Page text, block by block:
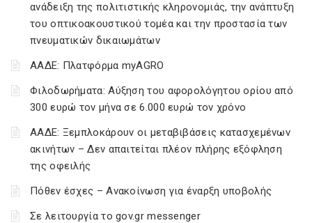
ανάδειξη της πολιτιστικής κληρονομιάς, την ανάπτυξη
του οπτικοακουστικού τομέα και την προστασία των
πνευματικών δικαιωμάτων
ΑΑΔΕ: Πλατφόρμα myAGRO
Φιλοδωρήματα: Αύξηση του αφορολόγητου ορίου από
300 ευρώ τον μήνα σε 6.000 ευρώ τον χρόνο
ΑΑΔΕ: Ξεμπλοκάρουν οι μεταβιβάσεις κατασχεμένων
ακινήτων – Δεν απαιτείται πλέον πλήρης εξόφληση
της οφειλής
Πόθεν έσχες – Ανακοίνωση για έναρξη υποβολής
Σε λειτουργία το gov.gr messenger